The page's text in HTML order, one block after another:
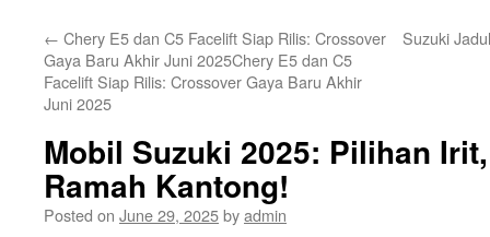
← Chery E5 dan C5 Facelift Siap Rilis: Crossover
Gaya Baru Akhir Juni 2025Chery E5 dan C5
Facelift Siap Rilis: Crossover Gaya Baru Akhir
Juni 2025
Suzuki
Mobil Suzuki 2025: Pilihan
Ramah Kantong!
Posted on June 29, 2025byadmin